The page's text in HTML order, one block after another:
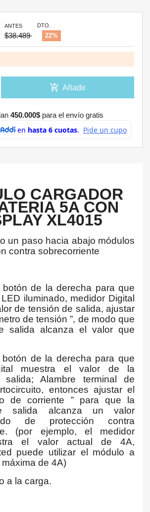
ANTES
$38.489
DTO.
22%
add_shopping_cart Añadir
450.000$para el envío gratis
CARGADOR
5A CON
XL4015
un paso hacia abajo módulos
contra sobrecorriente
botón de la derecha para que
iluminado, medidor Digital
de tensión de salida, ajustar
de tensión ”, de modo que
salida alcanza el valor que
de la derecha para que
muestra el valor de la
salida; Alambre terminal de
entonces ajustar el
de corriente ” para que la
salida alcanza un valor
de protección contra
(por ejemplo, el medidor
el valor actual de 4A,
puede utilizar el módulo a
de 4A)
a la carga.